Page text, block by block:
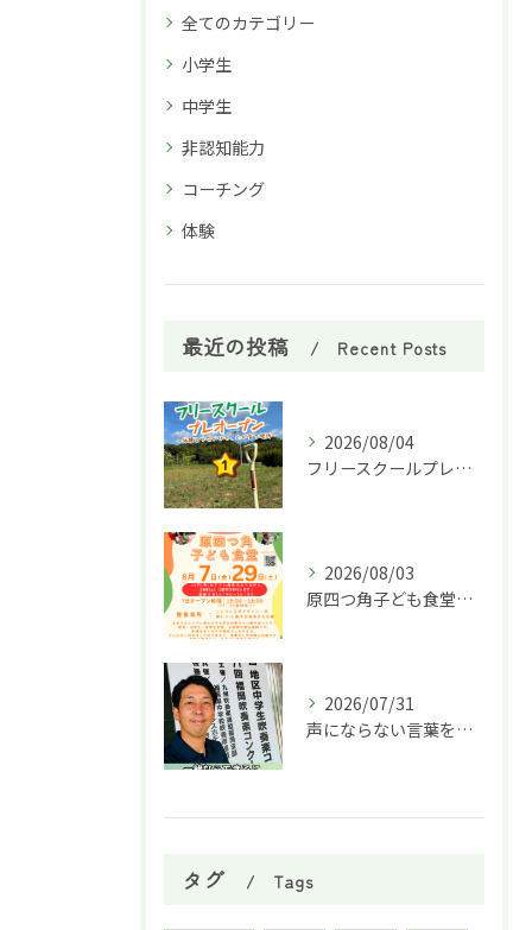
全てのカテゴリー
小学生
中学生
非認知能力
コーチング
体験
最近の投稿 Recent Posts
2026/08/04
フリースクールプレオープン①
2026/08/03
原四つ角子ども食堂を8月は２回実施します！
2026/07/31
声にならない言葉を音色で🎵✨
タグ Tags